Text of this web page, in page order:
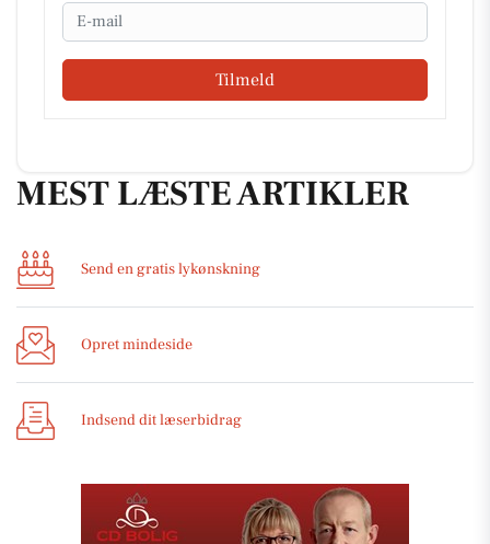
Email
Tilmeld
MEST LÆSTE ARTIKLER
Send en gratis lykønskning
Opret mindeside
Indsend dit læserbidrag